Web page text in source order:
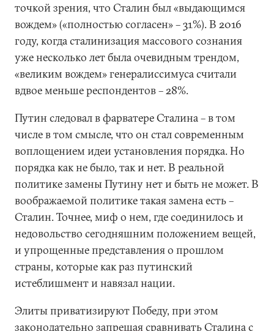
точкой зрения, что Сталин был «выдающимся
вождем» («полностью согласен» – 31%). В 2016
году, когда сталинизация массового сознания
уже несколько лет была очевидным трендом,
«великим вождем» генералиссимуса считали
вдвое меньше респондентов – 28%.
Путин следовал в фарватере Сталина – в том
числе в том смысле, что он стал современным
воплощением идеи установления порядка. Но
порядка как не было, так и нет. В реальной
политике замены Путину нет и быть не может. В
воображаемой политике такая замена есть –
Сталин. Точнее, миф о нем, где соединилось и
недовольство сегодняшним положением вещей,
и упрощенные представления о прошлом
страны, которые как раз путинский
истеблишмент и навязал нации.
Элиты приватизируют Победу, при этом
законодательно запрещаясравнивать Сталина с